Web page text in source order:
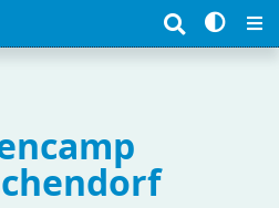
Suchbegriffe